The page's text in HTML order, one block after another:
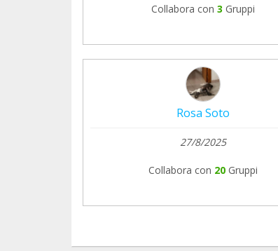
Collabora con 3 Gruppi
Rosa Soto
27/8/2025
Collabora con 20 Gruppi